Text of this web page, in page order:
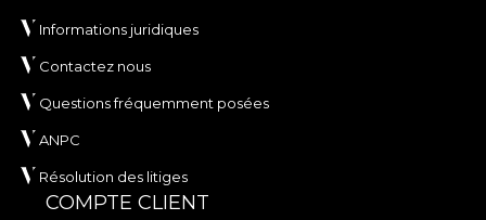
Informations juridiques
Contactez nous
Questions fréquemment posées
ANPC
Résolution des litiges
COMPTE CLIENT